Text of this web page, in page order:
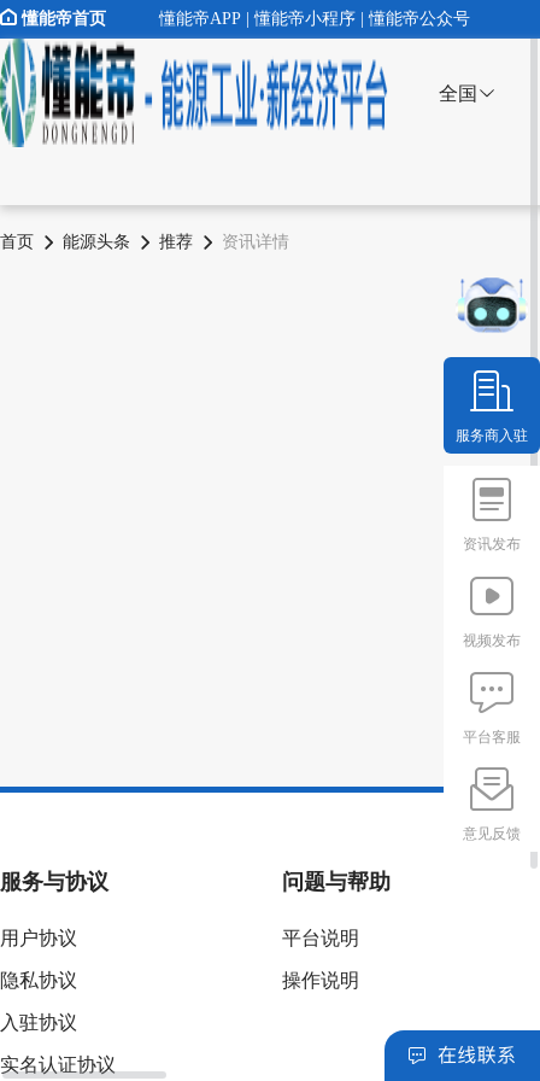
懂能帝首页 懂能帝APP | 懂能帝小程序 | 懂能帝公众号
全国
首页 能源头条 推荐 资讯详情
服务商入驻
资讯发布
视频发布
平台客服
意见反馈
服务与协议
用户协议
隐私协议
入驻协议
实名认证协议
问题与帮助
平台说明
操作说明